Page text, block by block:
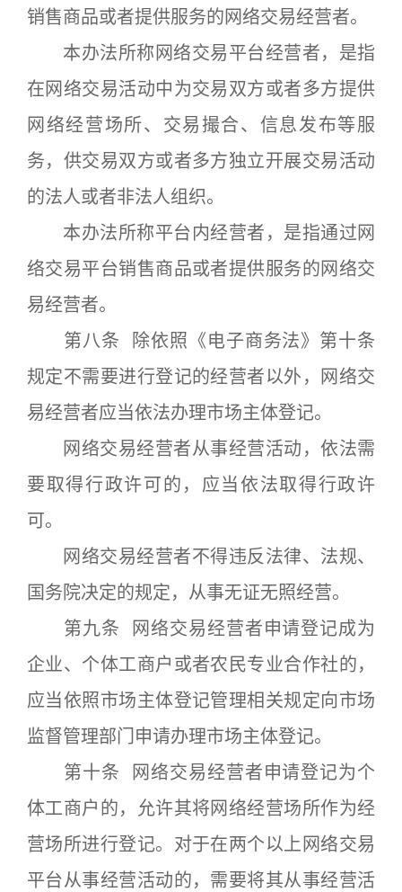
销售商品或者提供服务的网络交易经营者。
本办法所称网络交易平台经营者，是指
在网络交易活动中为交易双方或者多方提供
网络经营场所、交易撮合、信息发布等服
务，供交易双方或者多方独立开展交易活动
的法人或者非法人组织。
本办法所称平台内经营者，是指通过网
络交易平台销售商品或者提供服务的网络交
易经营者。
第八条 除依照《电子商务法》第十条
规定不需要进行登记的经营者以外，网络交
易经营者应当依法办理市场主体登记。
网络交易经营者从事经营活动，依法需
要取得行政许可的，应当依法取得行政许
可。
网络交易经营者不得违反法律、法规、
国务院决定的规定，从事无证无照经营。
第九条 网络交易经营者申请登记成为
企业、个体工商户或者农民专业合作社的，
应当依照市场主体登记管理相关规定向市场
监督管理部门申请办理市场主体登记。
第十条 网络交易经营者申请登记为个
体工商户的，允许其将网络经营场所作为经
营场所进行登记。对于在两个以上网络交易
平台从事经营活动的，需要将其从事经营活